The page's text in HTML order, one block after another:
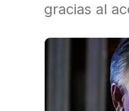
gracias al